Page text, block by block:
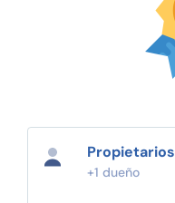
Propietarios
+1 dueño